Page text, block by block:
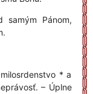
samým Pánom,
* a
– Úplne